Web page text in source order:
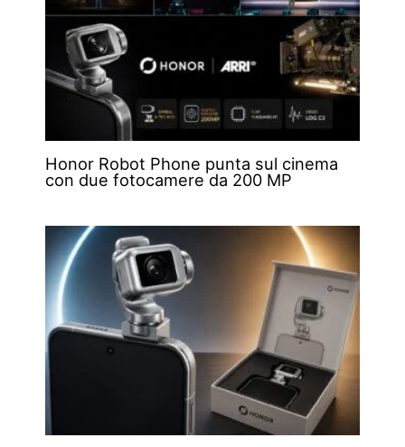
Honor Robot Phone punta sul cinema
con due fotocamere da 200 MP